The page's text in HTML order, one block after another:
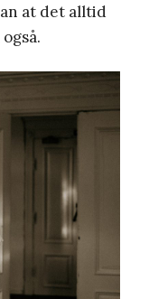
at det alltid